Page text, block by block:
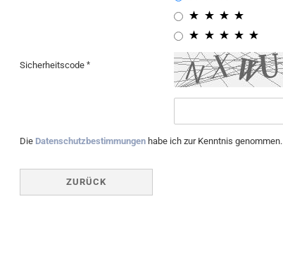
Sicherheitscode
Die Datenschutzbestimmungenhabe ich zur Kenntnis genommen.
ZURÜCK